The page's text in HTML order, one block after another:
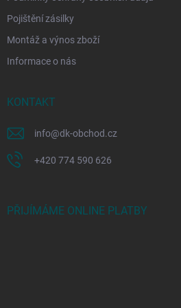
Pojištění zásilky
Montáž a výnos zboží
Informace o nás
KONTAKT
info@dk-obchod.cz
+420 774 590 626
PŘIJÍMÁME ONLINE PLATBY